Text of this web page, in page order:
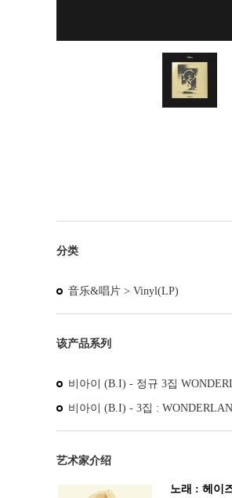
分类
音乐&唱片 > Vinyl(LP)
该产品系列
비아이 (B.I) - 정규 3집
비아이 (B.I) - 3집 :
艺术家介绍
노래 : 헤이